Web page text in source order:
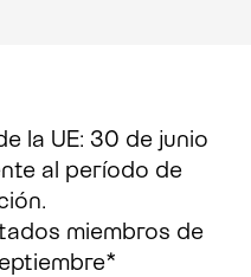
la UE: 30 de junio
al período de
miembros de